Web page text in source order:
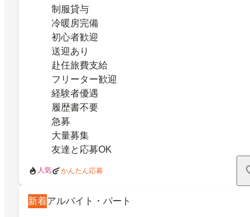
制服貸与
冷暖房完備
初心者歓迎
送迎あり
赴任旅費支給
フリーター歓迎
経験者優遇
履歴書不要
急募
大量募集
友達と応募OK
人気 かんたん応募
新着アルバイト・パート